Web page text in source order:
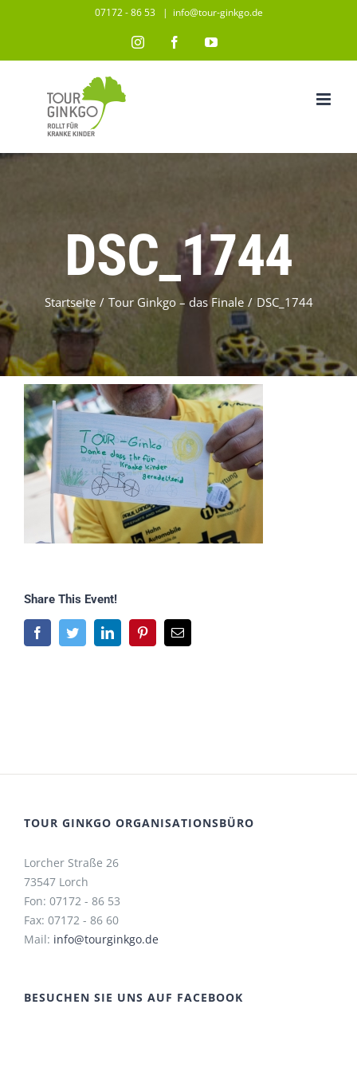
07172 - 86 53 | info@tour-ginkgo.de
InstagramFacebookYouTube
DSC_1744
Startseite / Tour Ginkgo – das Finale / DSC_1744
Share This Event!
FacebookTwitterLinkedInPinterestE-
Mail
TOUR GINKGO ORGANISATIONSBÜRO
Lorcher Straße 26
73547 Lorch
Fon: 07172 - 86 53
Fax: 07172 - 86 60
Mail: info@tourginkgo.de
BESUCHEN SIE UNS AUF FACEBOOK